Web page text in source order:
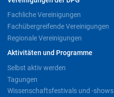
Fachliche Vereinigungen
Fachübergreifende Vereinigungen
Regionale Vereinigungen
Aktivitäten und Programme
Selbst aktiv werden
Tagungen
Wissenschaftsfestivals und -shows